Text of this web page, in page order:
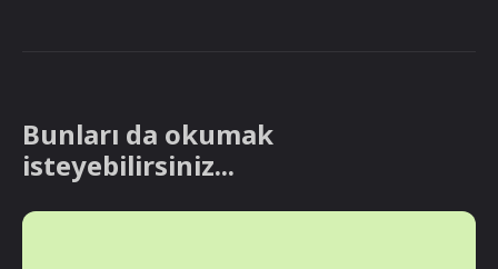
Bunları da okumak
isteyebilirsiniz...